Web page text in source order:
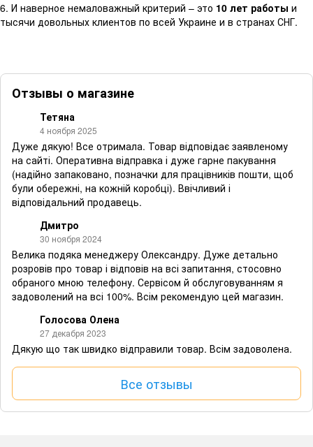
6. И наверное немаловажный критерий – это 10 лет работы и
тысячи довольных клиентов по всей Украине и в странах СНГ.
Отзывы о магазине
Тетяна
4 ноября 2025
Дуже дякую! Все отримала. Товар відповідає заявленому
на сайті. Оперативна відправка і дуже гарне пакування
(надійно запаковано, позначки для працівників пошти, щоб
були обережні, на кожній коробці). Ввічливий і
відповідальний продавець.
Дмитро
30 ноября 2024
Велика подяка менеджеру Олександру. Дуже детально
розровів про товар і відповів на всі запитання, стосовно
обраного мною телефону. Сервісом й обслуговуванням я
задоволений на всі 100%. Всім рекомендую цей магазин.
Голосова Олена
27 декабря 2023
Дякую що так швидко відправили товар. Всім задоволена.
Все отзывы